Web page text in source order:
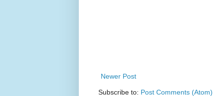
Newer Post
Subscribe to: Post Comments (Atom)